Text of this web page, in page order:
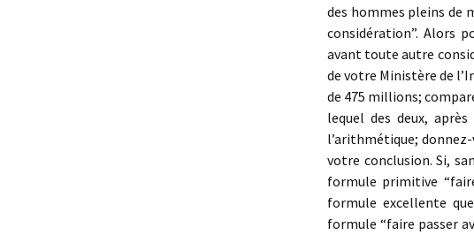
des hommes pleins de
considération”. Alors
avant toute autre
de votre Ministère de
de 475 millions;
lequel des deux,
l’arithmétique;
votre conclusion. Si,
formule primitive
formule excellente
formule “faire passer